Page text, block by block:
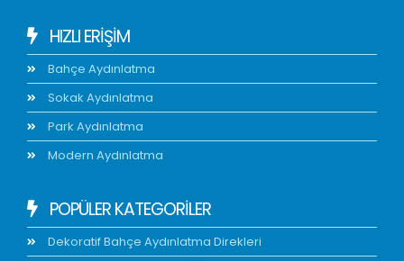
HIZLI ERIŞIM
Bahçe Aydınlatma
Sokak Aydınlatma
Park Aydınlatma
Modern Aydınlatma
POPÜLER KATEGORİLER
Dekoratif Bahçe Aydınlatma Direkleri